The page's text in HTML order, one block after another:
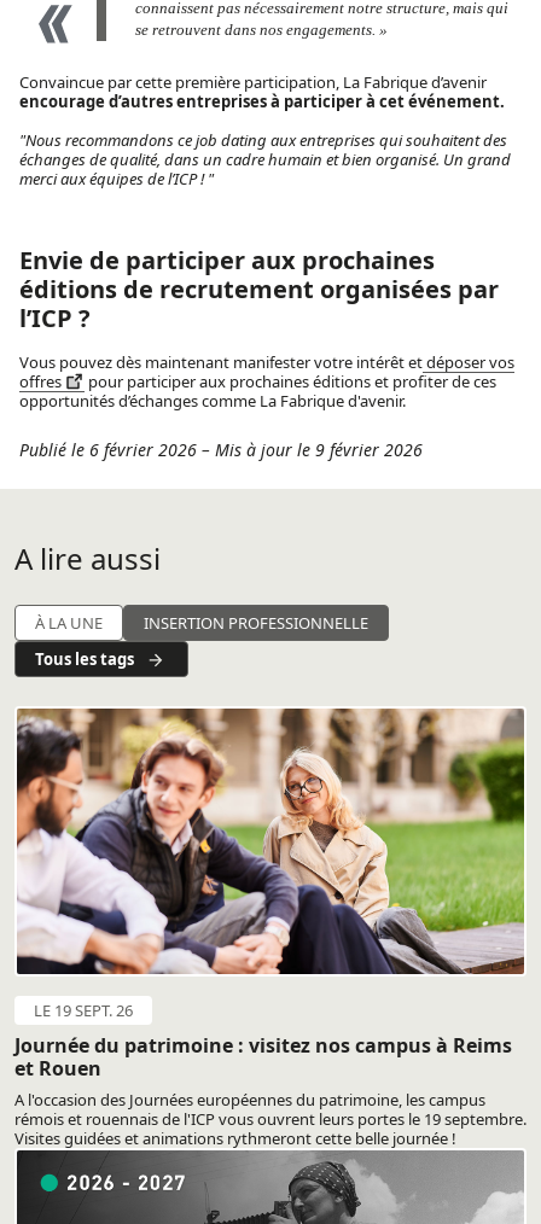
connaissent pas nécessairement notre structure, mais qui
se retrouvent dans nos engagements. »
Convaincue par cette première participation, La Fabrique d’avenir
encourage d’autres entreprises à participer à cet événement.
"Nous recommandons ce job dating aux entreprises qui souhaitent des
échanges de qualité, dans un cadre humain et bien organisé. Un grand
merci aux équipes de l’ICP ! "
Envie de participer aux prochaines
éditions de recrutement organisées par
l’ICP ?
Vous pouvez dès maintenant manifester votre intérêt etdéposer vos
offres
pour participer aux prochaines éditions et profiter de ces
opportunités d’échanges comme La Fabrique d'avenir.
Publié le 6 février 2026 – Mis à jour le 9 février 2026
A lire aussi
À LA UNE
INSERTION PROFESSIONNELLE
Tous les tags
LE 19 SEPT. 26
Journée du patrimoine : visitez nos campus à Reims
et Rouen
A l'occasion des Journées européennes du patrimoine, les campus
rémois et rouennais de l'ICP vous ouvrent leurs portes le 19 septembre.
Visites guidées et animations rythmeront cette belle journée !